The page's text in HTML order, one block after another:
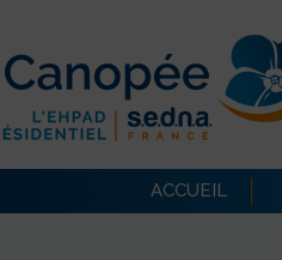
ACCUEIL